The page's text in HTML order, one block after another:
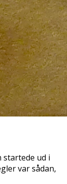
startede ud i
var sådan,